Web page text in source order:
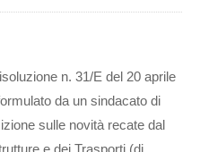
n. 31/E del 20 aprile
da un sindacato di
sulle novità recate dal
e dei Trasporti (di